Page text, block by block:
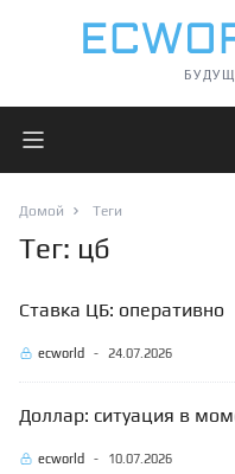
Открыть главное меню
Домой Теги
Тег: цб
Ставка ЦБ: оперативно
ecworld - 24.07.2026
Доллар: ситуация в
ecworld - 10.07.2026